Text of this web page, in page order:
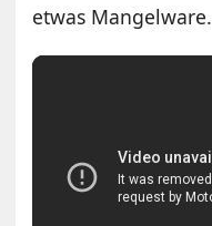
etwas Mangelware.